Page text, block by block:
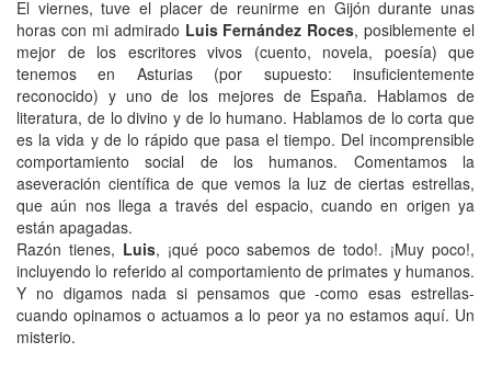
El viernes, tuve el placer de reunirme en Gijón durante unas
horas con mi admirado Luis Fernández Roces, posiblemente el
mejor de los escritores vivos (cuento, novela, poesía) que
tenemos en Asturias (por supuesto: insuficientemente
reconocido) y uno de los mejores de España. Hablamos de
literatura, de lo divino y de lo humano. Hablamos de lo corta que
es la vida y de lo rápido que pasa el tiempo. Del incomprensible
comportamiento social de los humanos. Comentamos la
aseveración científica de que vemos la luz de ciertas estrellas,
que aún nos llega a través del espacio, cuando en origen ya
están apagadas.
Razón tienes, Luis, ¡qué poco sabemos de todo!. ¡Muy poco!,
incluyendo lo referido al comportamiento de primates y humanos.
Y no digamos nada si pensamos que -como esas estrellas-
cuando opinamos o actuamos a lo peor ya no estamos aquí. Un
misterio.